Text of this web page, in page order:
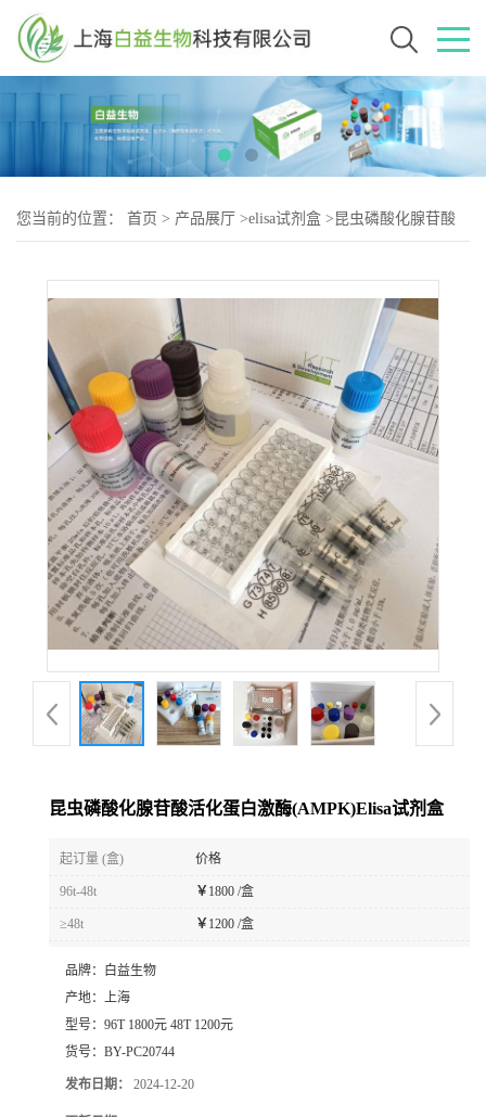
您当前的位置： 首页 > 产品展厅 >elisa试剂盒 > 昆虫磷酸化腺苷酸
昆虫磷酸化腺苷酸活化蛋白激酶(AMPK)Elisa试剂盒
起订量 (盒) 价格
96t-48t ￥ 1800 /盒
≥48t ￥ 1200 /盒
品牌：
白益生物
产地： 上海
型号： 96T 1800元 48T 1200元
货号： BY-PC20744
发布日期： 2024-12-20